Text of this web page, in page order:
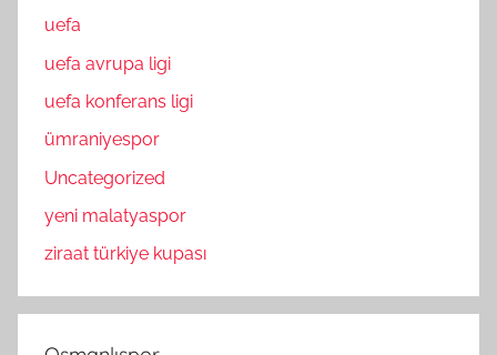
uefa
uefa avrupa ligi
uefa konferans ligi
ümraniyespor
Uncategorized
yeni malatyaspor
ziraat türkiye kupası